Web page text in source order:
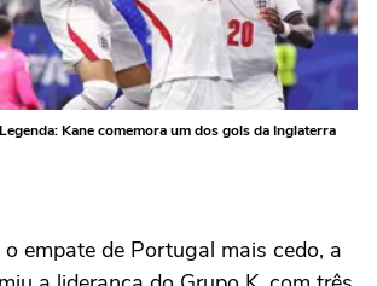
Kane comemora um dos gols da Inglaterra
empate de Portugal mais cedo, a